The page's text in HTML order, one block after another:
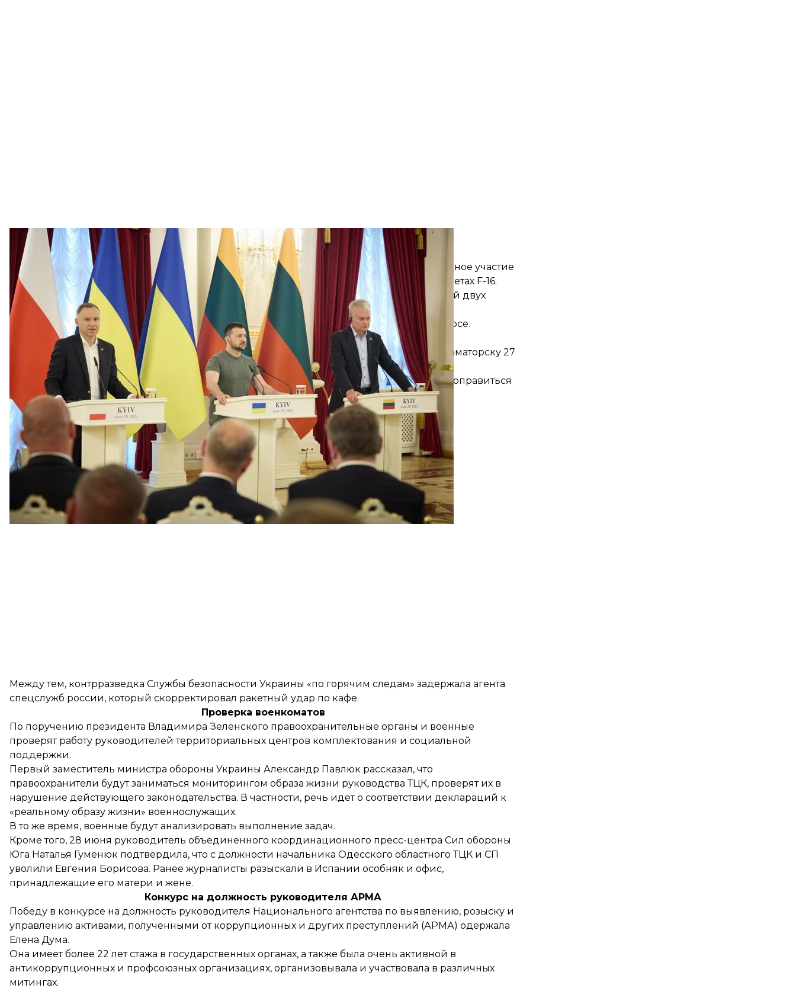
Лидеры Польши, Украины и Литвы на совместной пресс-конференции в Киеве 28 июня 2023 года
Офис президента Украины
Зеленский высоко оценил лидерство Варшавы в создании танковой коалиции и активное участие
в авиационной коалиции, в частности готовность обучать украинских пилотов на самолетах F-16.
Также он отметил обнародованное 28 июня решение о покупке Литовской Республикой двух
пусковых установок NASAMS для передачи их Украине.
Кроме того, лидеры скоординировали позиции в преддверии саммита НАТО в Вильнюсе.
Удар по Краматорску
Число погибших в результате ракетных ударов российско-оккупационных войск по Краматорску 27
возросло до 11 человек.
На месте происшествия постоянно работают психологи ГСЧС, которые помогают людям оправиться
от пережитого. На вечер 28 июня поисково-спасательные работы еще продолжались.
Между тем, контрразведка Службы безопасности Украины «по горячим следам» задержала агента
спецслужб россии, который скорректировал ракетный удар по кафе.
Проверка военкоматов
По поручению президента Владимира Зеленского правоохранительные органы и военные
проверят работу руководителей территориальных центров комплектования и социальной
поддержки.
Первый заместитель министра обороны Украины Александр Павлюк рассказал, что
правоохранители будут заниматься мониторингом образа жизни руководства ТЦК, проверят их в
нарушение действующего законодательства. В частности, речь идет о соответствии деклараций к
«реальному образу жизни» военнослужащих.
В то же время, военные будут анализировать выполнение задач.
Кроме того, 28 июня руководитель объединенного координационного пресс-центра Сил обороны
Юга Наталья Гуменюк подтвердила, что с должности начальника Одесского областного ТЦК и СП
уволили Евгения Борисова. Ранее журналисты разыскали в Испании особняк и офис,
принадлежащие его матери и жене.
Конкурс на должность руководителя АРМА
Победу в конкурсе на должность руководителя Национального агентства по выявлению, розыску и
управлению активами, полученными от коррупционных и других преступлений (АРМА) одержала
Елена Дума.
Она имеет более 22 лет стажа в государственных органах, а также была очень активной в
антикоррупционных и профсоюзных организациях, организовывала и участвовала в различных
митингах.